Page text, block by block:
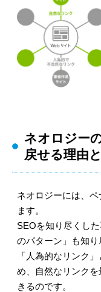
ネオロジー
戻せる理由
ネオロジーには、
ます。
SEOを知り尽くし
のパターン」も知り
「人為的なリンク
め、自然なリンク
きるのです。